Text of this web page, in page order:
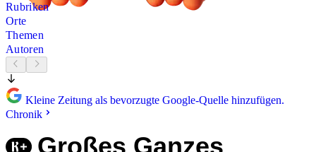
Rubriken
Orte
Themen
Autoren
Kleine Zeitung als bevorzugte Google-Quelle hinzufügen.
Chronik